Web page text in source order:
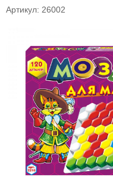
Толстовки (кенгурушки)
Свитшоты
Оплата и доставка
Сотрудничество
Имя пользователя (логин)
Запомнить меня
Артикул: 26002